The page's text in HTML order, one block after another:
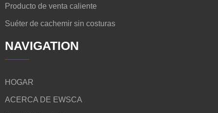
Producto de venta caliente
Suéter de cachemir sin costuras
NAVIGATION
HOGAR
ACERCA DE EWSCA